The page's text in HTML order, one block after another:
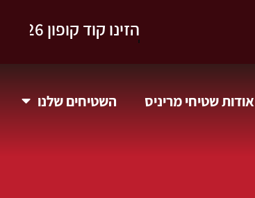
וקבלו 10% הנחה.
אודות שטיחי מריניס השטיחים שלנו